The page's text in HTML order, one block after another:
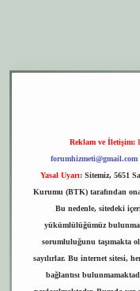
Reklam ve İletişim:
forumhizmeti@gmail.com
Yasal Uyarı: Sitemiz, 5651
Kurumu (BTK) tarafından
Bu nedenle, sitedeki
yükümlülüğümüz
sorumluluğunu taşımakta
sayılırlar. Bu internet sitesi,
bağlantısı